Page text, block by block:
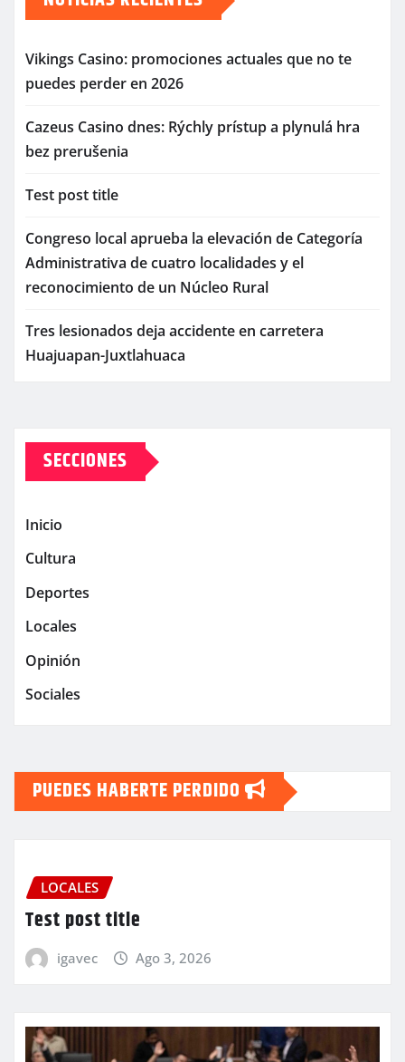
Vikings Casino: promociones actuales que no te
puedes perder en 2026
Cazeus Casino dnes: Rýchly prístup a plynulá hra
bez prerušenia
Test post title
Congreso local aprueba la elevación de Categoría
Administrativa de cuatro localidades y el
reconocimiento de un Núcleo Rural
Tres lesionados deja accidente en carretera
Huajuapan-Juxtlahuaca
SECCIONES
Inicio
Cultura
Deportes
Locales
Opinión
Sociales
PUEDES HABERTE PERDIDO
LOCALES
Test post title
igavec Ago 3, 2026